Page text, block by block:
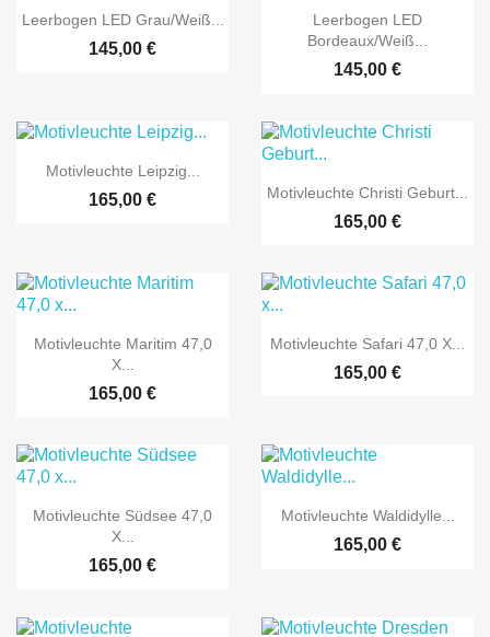
 Vorschau
Leerbogen LED Grau/weiß...
145,00 €
 Vorschau
Leerbogen LED
Bordeaux/weiß...
145,00 €
 Vorschau
Motivleuchte Leipzig...
165,00 €  Vorschau
Motivleuchte Christi Geburt...
165,00 €
 Vorschau
Motivleuchte Maritim 47,0
X...
165,00 €
 Vorschau
Motivleuchte Safari 47,0 X...
165,00 €
 Vorschau
Motivleuchte Südsee 47,0
X...
165,00 €
 Vorschau
Motivleuchte Waldidylle...
165,00 €